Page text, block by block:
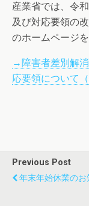
産業省では、令
及び対応要領の
のホームページ
→障害者差別解
応要領について
Previous Post
年末年始休業のお